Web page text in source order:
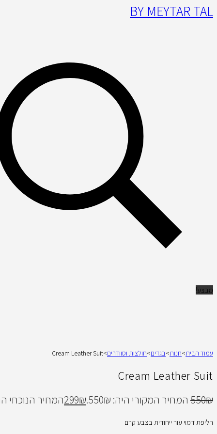
BY MEYTAR TAL
מבצע!
עמוד הבית>חנות>בגדים>חולצות וסוודרים>
Cream Leather Suit
Cream Leather Suit
550₪ המחיר המקורי היה: 550₪. 299₪ המחיר הנוכחי הוא:
חליפת דמוי עור ייחודית בצבע קרם